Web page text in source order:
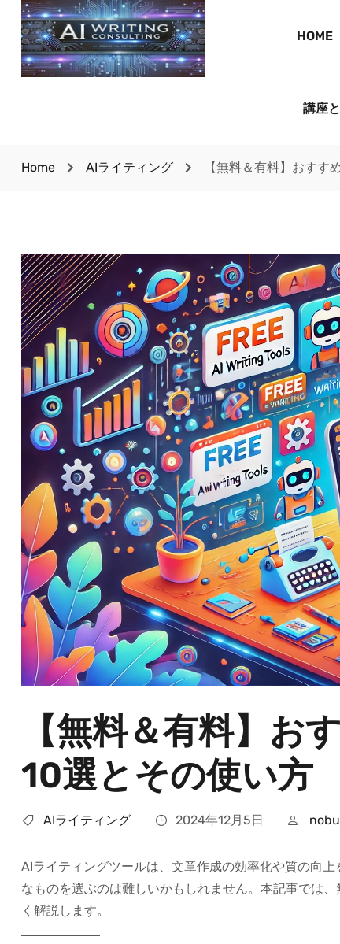
HOME
講座
Home AIライティング 【無料＆有料】おすす
【無料＆有料】お
10選とその使い方
AIライティング 2024年12月5日
AIライティングツールは、文章作成の効率化や質の向
なものを選ぶのは難しいかもしれません。本記事では
く解説します。